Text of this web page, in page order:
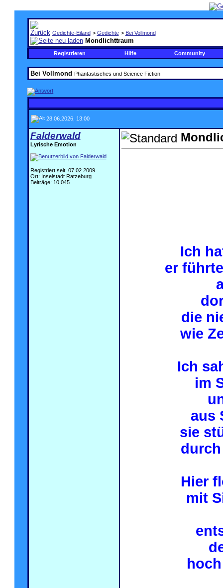
Gedichte-Eiland > Gedichte > Bei Vollmond
Mondlichttraum
Registrieren Hilfe Community
Bei Vollmond Phantastisches und Science Fiction
28.06.2026, 13:00
Falderwald
Lyrische Emotion
Registriert seit: 07.02.2009
Ort: Inselstadt Ratzeburg
Beiträge: 10.045
Ich
er
die
wie
Ich
im
aus
sie
Hier
mit